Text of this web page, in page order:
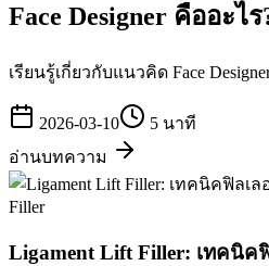
Face Designer คืออะ
เรียนรู้เกี่ยวกับแนวคิด Face
2026-03-10
5 นาที
อ่านบทความ
Filler
Ligament Lift Filler: เทคนิค